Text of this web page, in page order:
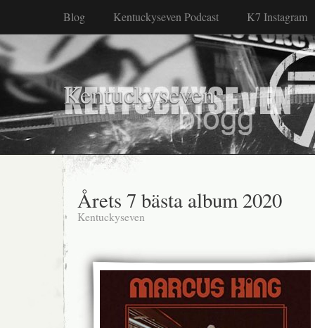
Blog Kentuckyseven Podcast K7 Instagram
Kentuckyseven
Årets 7 bästa album 2020
Kentuckyseven